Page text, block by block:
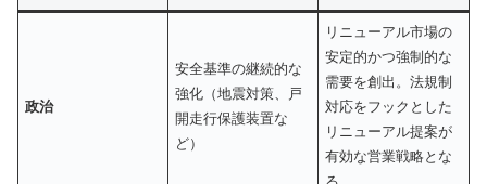
政治
安全基準の継続的な
強化（地震対策、戸
開走行保護装置な
ど）
リニューアル市場の
安定的かつ強制的な
需要を創出。法規制
対応をフックとした
リニューアル提案が
有効な営業戦略とな